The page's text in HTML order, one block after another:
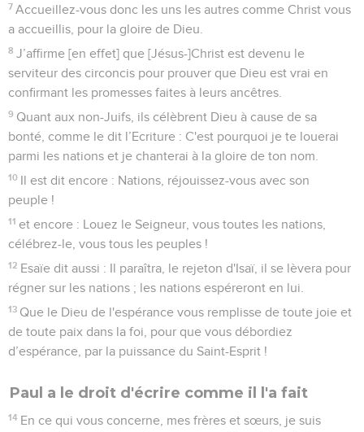
7 Accueillez-vous donc les uns les autres comme Christ vous
a accueillis, pour la gloire de Dieu.
8 J’affirme [en effet] que [Jésus-]Christ est devenu le
serviteur des circoncis pour prouver que Dieu est vrai en
confirmant les promesses faites à leurs ancêtres.
9 Quant aux non-Juifs, ils célèbrent Dieu à cause de sa
bonté, comme le dit l’Ecriture : C'est pourquoi je te louerai
parmi les nations et je chanterai à la gloire de ton nom.
10 Il est dit encore : Nations, réjouissez-vous avec son
peuple !
11 et encore : Louez le Seigneur, vous toutes les nations,
célébrez-le, vous tous les peuples !
12 Esaïe dit aussi : Il paraîtra, le rejeton d'Isaï, il se lèvera pour
régner sur les nations ; les nations espéreront en lui.
13 Que le Dieu de l'espérance vous remplisse de toute joie et
de toute paix dans la foi, pour que vous débordiez
d’espérance, par la puissance du Saint-Esprit !
Paul a le droit d'écrire comme il l'a fait
14 En ce qui vous concerne, mes frères et sœurs, je suis